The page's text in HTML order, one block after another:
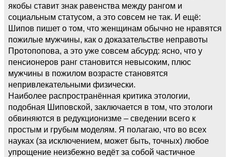
якобы ставит знак равенства между рангом и
социальным статусом, а это совсем не так. И ещё:
Шипов пишет о том, что женщинам обычно не нравятся
пожилые мужчины, как о доказательстве неправоты
Протопопова, а это уже совсем абсурд: ясно, что у
пенсионеров ранг становится невысоким, плюс
мужчины в пожилом возрасте становятся
непривлекательными физически.
Наиболее распространённая критика этологии,
подобная Шиповской, заключается в том, что этологи
обвиняются в редукционизме – сведении всего к
простым и грубым моделям. Я полагаю, что во всех
науках (за исключением, может быть, точных) любое
упрощение неизбежно ведёт за собой частичное